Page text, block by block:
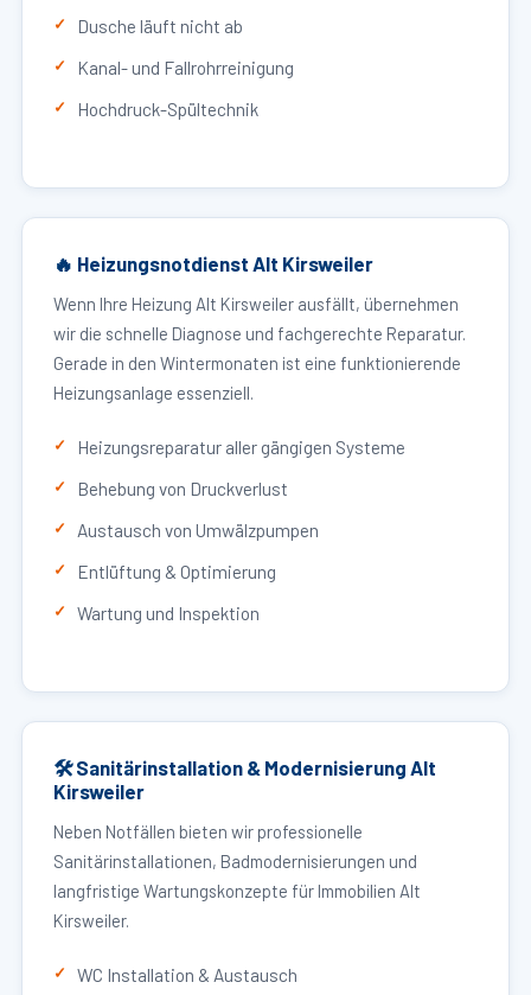
Dusche läuft nicht ab
Kanal- und Fallrohrreinigung
Hochdruck-Spültechnik
🔥 Heizungsnotdienst Alt Kirsweiler
Wenn Ihre Heizung Alt Kirsweiler ausfällt, übernehmen
wir die schnelle Diagnose und fachgerechte Reparatur.
Gerade in den Wintermonaten ist eine funktionierende
Heizungsanlage essenziell.
Heizungsreparatur aller gängigen Systeme
Behebung von Druckverlust
Austausch von Umwälzpumpen
Entlüftung & Optimierung
Wartung und Inspektion
🛠 Sanitärinstallation & Modernisierung Alt
Kirsweiler
Neben Notfällen bieten wir professionelle
Sanitärinstallationen, Badmodernisierungen und
langfristige Wartungskonzepte für Immobilien Alt
Kirsweiler.
WC Installation & Austausch